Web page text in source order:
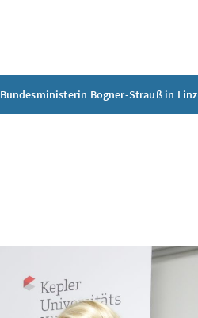
Bundesministerin Bogner-Strauß in Linz